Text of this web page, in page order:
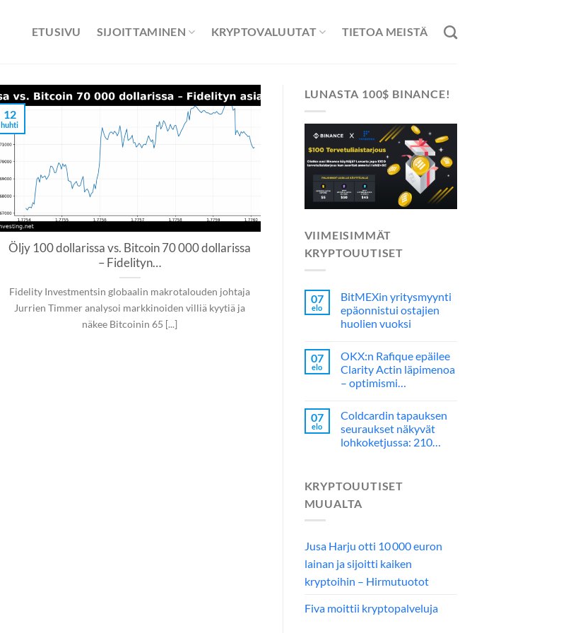
ETUSIVU SIJOITTAMINEN KRYPTOVALUUTAT TIETOA MEISTÄ
Öljy 100 dollarissa vs. Bitcoin 70 000 dollarissa
– Fidelityn…
Fidelity Investmentsin globaalin makrotalouden johtaja
Jurrien Timmer analysoi markkinoiden villiä kyytiä ja
näkee Bitcoinin 65 [...]
12
huhti
LUNASTA 100$ BINANCE!
VIIMEISIMMÄT
KRYPTOUUTISET
07
elo
BitMEXin yritysmyynti
epäonnistui ostajien
huolien vuoksi
07
elo
OKX:n Rafique epäilee
Clarity Actin läpimenoa
– optimismi…
07
elo
Coldcardin tapauksen
seuraukset näkyvät
lohkoketjussa: 210…
KRYPTOUUTISET
MUUALTA
Jusa Harju otti 10 000 euron
lainan ja sijoitti kaiken
kryptoihin – Hirmutuotot
Fiva moittii kryptopalveluja